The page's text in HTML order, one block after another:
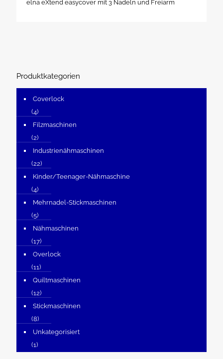
elna eXtend easycover mit 3 Nadeln und Freiarm
Produktkategorien
Coverlock
(4)
Filzmaschinen
(2)
Industrienähmaschinen
(22)
Kinder/Teenager-Nähmaschine
(4)
Mehrnadel-Stickmaschinen
(5)
Nähmaschinen
(17)
Overlock
(11)
Quiltmaschinen
(12)
Stickmaschinen
(8)
Unkategorisiert
(1)